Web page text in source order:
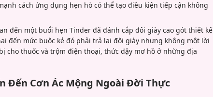
cách ứng dụng hẹn hò có thể tạo điều kiện tiếp cận không
đến một buổi hẹn Tinder đã đánh cắp đôi giày cao gót thiết kế
đến mức buộc kẻ đó phải trả lại đôi giày nhưng không một lời
cho thuốc và trộm điện thoại, thức dậy mơ hồ ở những địa
Đến Cơn Ác Mộng Ngoài Đời Thực